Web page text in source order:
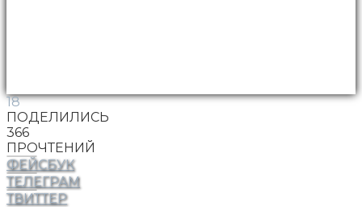
18
ПОДЕЛИЛИСЬ
366
ПРОЧТЕНИЙ
ФЕЙСБУК
ТЕЛЕГРАМ
ТВИТТЕР